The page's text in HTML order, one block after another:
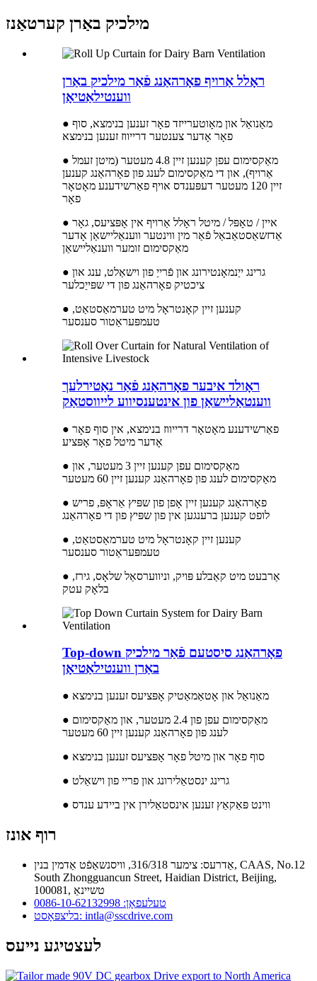
מילכיק באַרן קערטאַנז
ראָלל אַרויף פאָרהאַנג פֿאַר מילכיק באַרן
ווענטילאַטיאָן
● מאַנואַל און מאָוטערייזד פאָר זענען בנימצא, סוף
פאָר אָדער צענטער דרייווז זענען בנימצא
● מאַקסימום עפן קענען זיין 4.8 מעטער (מיטן זעמל
אַרויף), און די מאַקסימום לענג פון פאָרהאַנג קענען
זיין 120 מעטער דעפּענדס אויף פאַרשידענע מאָטאָר
פאָר
● איין / טאָפּל / מיטל ראָלל אַרויף אין אָפּציעס, גאָר
אַדזשאַסטאַבאַל פֿאַר מין ווינטער ווענאַליישאַן אָדער
מאַקסימום זומער ווענאַליישאַן
● גרינג ייַנמאָנטירונג און פֿרייַ פון וישאַלט, ענג און
ציכטיק פאָרהאַנג פון די שפּייַכלער
● קענען זיין קאָנטראָל מיט טערמאַסטאַט,
טעמפּעראַטור סענסער
ראָולד איבער פאָרהאַנג פֿאַר נאַטירלעך
ווענטאַליישאַן פון אינטענסיווע לייווסטאַק
● פאַרשידענע מאָטאָר דרייווז בנימצא, אין סוף פאָר
אָדער מיטל פאָר אָפּציע
● מאַקסימום עפן קענען זיין 3 מעטער, און
מאַקסימום לענג פון פאָרהאַנג קענען זיין 60 מעטער
● פאָרהאַנג קענען זיין אָפן פון שפּיץ אַראָפּ, פריש
לופט קענען ברענגען אין פון שפּיץ פון די פאָרהאַנג
● קענען זיין קאָנטראָל מיט טערמאַסטאַט,
טעמפּעראַטור סענסער
● אַרבעט מיט קאַבלע פּויק, וניווערסאַל שלאָס, גירז,
בלאָק עטק
Top-down פאָרהאַנג סיסטעם פֿאַר מילכיק
באַרן ווענטילאַטיאָן
● מאַנואַל און אָטאַמאַטיק אָפּציעס זענען בנימצא
● מאַקסימום עפן פון 2.4 מעטער, און מאַקסימום
לענג פון פאָרהאַנג קענען זיין 60 מעטער
● סוף פאָר און מיטל פאָר אָפּציעס זענען בנימצא
● גרינג ינסטאַלירונג און פריי פון וישאַלט
● ווינט פּאַקאַץ זענען אינסטאַלירן אין ביידע ענדס
רוף אונז
אַדרעס: צימער 316/318, וויסנשאַפֿט אַדמין בנין, CAAS, No.12
South Zhongguancun Street, Haidian District, Beijing,
100081, טשיינאַ
טעלעפאָן: 0086-10-62132998
בליצפּאָסט: intla@sscdrive.com
לעצטיגע נייעס